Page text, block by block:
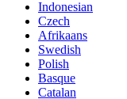
Indonesian
Czech
Afrikaans
Swedish
Polish
Basque
Catalan